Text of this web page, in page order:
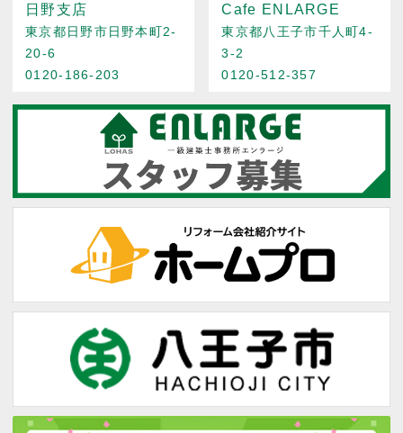
日野支店
東京都日野市日野本町2-
20-6
0120-186-203
Cafe ENLARGE
東京都八王子市千人町4-
3-2
0120-512-357